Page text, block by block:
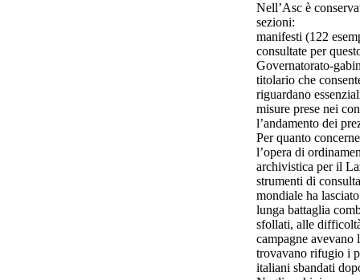
Nell’Asc è
sezioni:
manifesti (122
consultate per
Governatorato-
titolario che
riguardano
misure prese nei
l’andamento dei
Per quanto
l’opera di
archivistica per il
strumenti di
mondiale ha
lunga battaglia
sfollati, alle
campagne avevano
trovavano rifugio i
italiani sbandati